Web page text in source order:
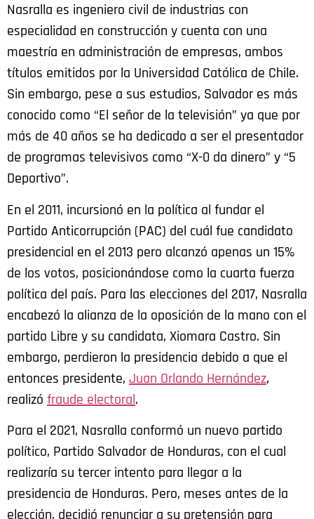
Nasralla es ingeniero civil de industrias con
especialidad en construcción y cuenta con una
maestría en administración de empresas, ambos
títulos emitidos por la Universidad Católica de Chile.
Sin embargo, pese a sus estudios, Salvador es más
conocido como “El señor de la televisión” ya que por
más de 40 años se ha dedicado a ser el presentador
de programas televisivos como “X-0 da dinero” y “5
Deportivo”.
En el 2011, incursionó en la política al fundar el
Partido Anticorrupción (PAC) del cuál fue candidato
presidencial en el 2013 pero alcanzó apenas un 15%
de los votos, posicionándose como la cuarta fuerza
política del país. Para las elecciones del 2017, Nasralla
encabezó la alianza de la oposición de la mano con el
partido Libre y su candidata, Xiomara Castro. Sin
embargo, perdieron la presidencia debido a que el
entonces presidente, Juan Orlando Hernández,
realizó fraude electoral.
Para el 2021, Nasralla conformó un nuevo partido
político, Partido Salvador de Honduras, con el cual
realizaría su tercer intento para llegar a la
presidencia de Honduras. Pero, meses antes de la
elección, decidió renunciar a su pretensión para